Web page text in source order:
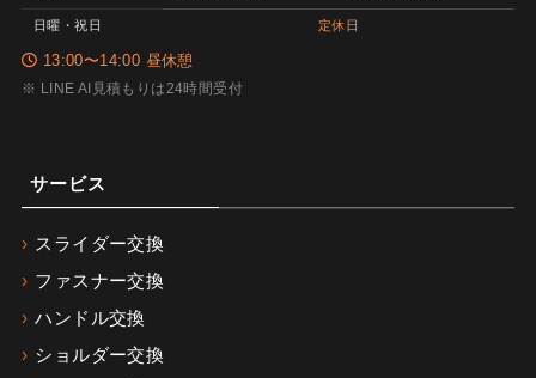
日曜・祝日 定休日
13:00〜14:00 昼休憩
※ LINE AI見積もりは24時間受付
サービス
スライダー交換
ファスナー交換
ハンドル交換
ショルダー交換